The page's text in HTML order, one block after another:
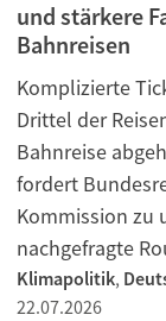
und stärkere
Bahnreisen
Komplizierte
Drittel der
Bahnreise
fordert
Kommission zu
nachgefragte
Klimapolitik,
22.07.2026